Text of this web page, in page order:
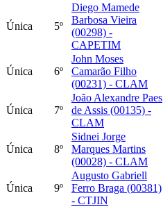
Única 5º
Diego Mamede
Barbosa Vieira
(00298) -
CAPETIM
Única 6º
John Moses
Camarão Filho
(00231) - CLAM
Única 7º
João Alexandre Paes
de Assis (00135) -
CLAM
Única 8º
Sidnei Jorge
Marques Martins
(00028) - CLAM
Única 9º
Augusto Gabriell
Ferro Braga (00381)
- CTJIN